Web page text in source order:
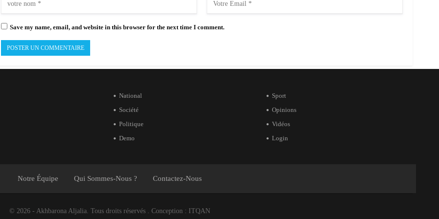
Save my name, email, and website in this browser for the next time I comment.
National
Société
Politique
Demo
Sport
Opinions
Vidéos
Login
Notre Équipe Qui Sommes-Nous ? Contactez-Nous
© 2026 - Akhbarona Aljalia. Tous droits réservés . Conception : ITQAN